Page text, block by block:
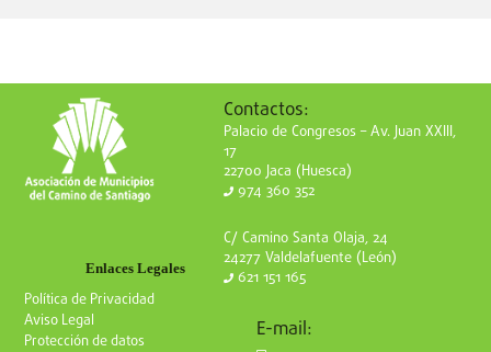
Enlaces Legales
Política de Privacidad
Aviso Legal
Protección de datos
Contactos:
Palacio de Congresos – Av. Juan XXIII,
17
22700 Jaca (Huesca)
974 360 352
C/ Camino Santa Olaja, 24
24277 Valdelafuente (León)
621 151 165
E-mail: